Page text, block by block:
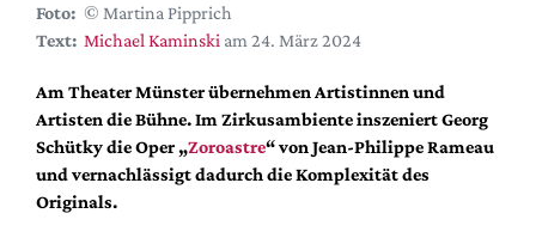
Premierensuche
Festival-Planer
Hefte
Alle Hefte
Leseproben
Podcast
Foto: © Martina Pipprich
Text: Michael Kaminski am 24. März 2024
Am Theater Münster übernehmen Artistinnen und
Artisten die Bühne. Im Zirkusambiente inszeniert Georg
Schütky die Oper „Zoroastre“ von Jean-Philippe Rameau
und vernachlässigt dadurch die Komplexität des
Originals.